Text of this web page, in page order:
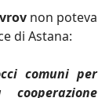
non poteva
di Astana:
comuni per